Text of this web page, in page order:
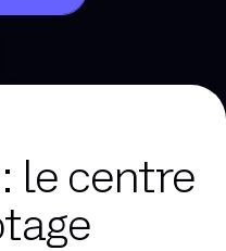
le centre